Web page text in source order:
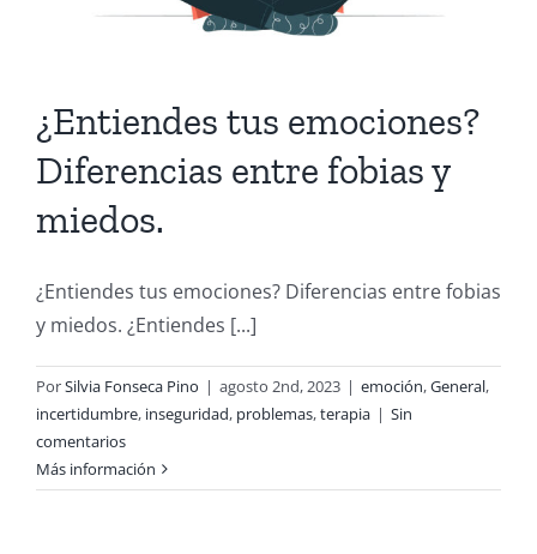
¿Entiendes tus emociones?
Diferencias entre fobias y
miedos.
¿Entiendes tus emociones? Diferencias entre fobias
y miedos. ¿Entiendes [...]
PorSilvia Fonseca Pino | agosto 2nd, 2023 | emoción,General,
incertidumbre, inseguridad, problemas,terapia | Sin
comentarios
Más información